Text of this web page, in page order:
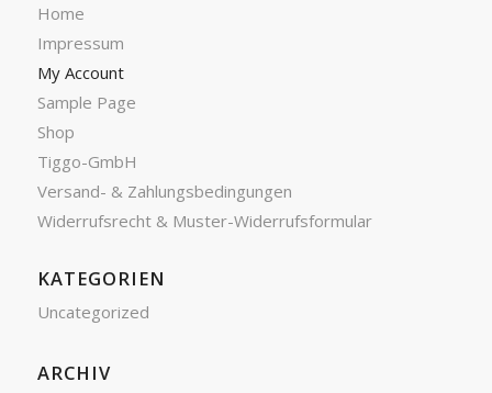
Home
Impressum
My Account
Sample Page
Shop
Tiggo-GmbH
Versand- & Zahlungsbedingungen
Widerrufsrecht & Muster-Widerrufsformular
KATEGORIEN
Uncategorized
ARCHIV